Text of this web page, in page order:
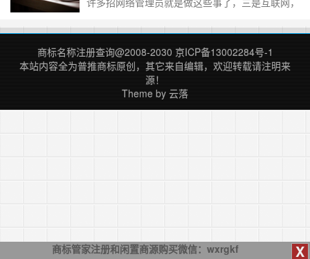
子了。 网络明确的应叫互联网，而建站，
seo，推广，广告，放在一起的话也就是推广了，
当然以后提升的话就可以作运营了。 在互联网
中最重要是网站了，还有其它……继续阅读 »
商标名称注册查询@2008-2030 京ICP备13002284号-1
本站内容全为普推商标原创，其它来自编辑，欢迎转载请注明来
源！
Theme by 云落
X
商标管家注册和闲置商源购买微信：wxrgkf